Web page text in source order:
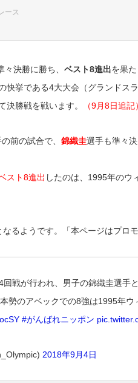
ース
々決勝に勝ち、 ベスト8進出を果た
快挙である4大大会（グランドス
決勝戦を戦います。
（9月8日追記）
前の試合で、 錦織圭選手も準々
スト8進出 したのは、1995年のウ
なるようです。「本ページはプロ
戦が行われ、男子の錦織圭選手
勢のアベックでの8強は1995年
#がんばれニッポン
2018年9月4日